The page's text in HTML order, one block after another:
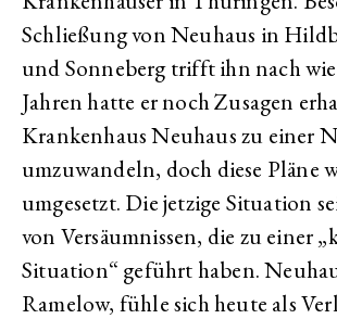
Schließung von Neuhaus in
und Sonneberg trifft ihn nach wie
Jahren hatte er noch Zusagen
Krankenhaus Neuhaus zu einer
umzuwandeln, doch diese Pläne
umgesetzt. Die jetzige Situation
von Versäumnissen, die zu einer
Situation“ geführt haben.
Ramelow, fühle sich heute als